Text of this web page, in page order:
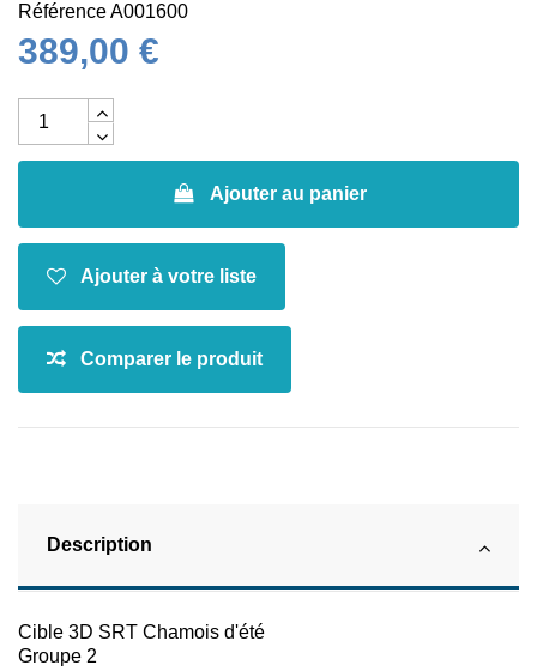
RéférenceA001600
389,00 €
Ajouter au panier
Description
Cible 3D SRT Chamois d'été
Groupe 2